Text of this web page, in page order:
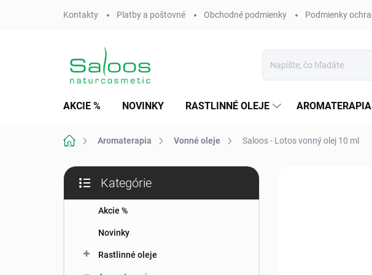
Kontakty Platby a poštovné Obchodné podmienky Podmienky
AKCIE % NOVINKY RASTLINNÉ OLEJE AROMATERAPIA
DomovAromaterapia Vonné oleje Saloos - Lotos vonný olej 10 ml
B
č
kategórie
Kategórie
Akcie %
Novinky
Rastlinné oleje